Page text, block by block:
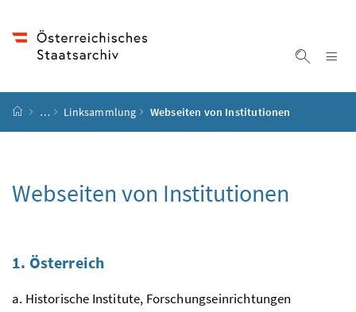
Startseite
… Linksammlung Webseiten von Institutionen
Webseiten von Institutionen
1. Österreich
a. Historische Institute, Forschungseinrichtungen